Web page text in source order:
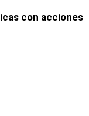
con acciones